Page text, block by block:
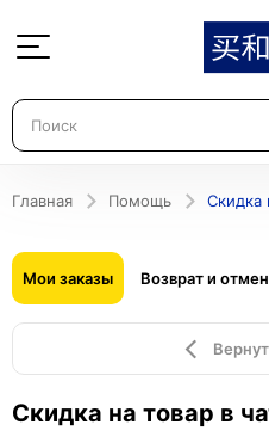
Главная Помощь Скидка
Мои заказы Возврат и
Скидка на товар в